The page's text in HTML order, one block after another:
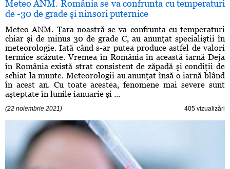
Meteo ANM. România se va confrunta cu temperaturi
de -30 de grade şi ninsori puternice
Meteo ANM. Ţara noastră se va confrunta cu temperaturi
chiar şi de minus 30 de grade C, au anunţat specialiştii în
meteorologie. Iată când s-ar putea produce astfel de valori
termice scăzute. Vremea în România în această iarnă Deja
în România există strat consistent de zăpadă şi condiţii de
schiat la munte. Meteorologii au anunţat însă o iarnă blând
în acest an. Cu toate acestea, fenomene mai severe sunt
aşteptate în lunile ianuarie şi ...
(22 noiembrie 2021) 405 vizualizări